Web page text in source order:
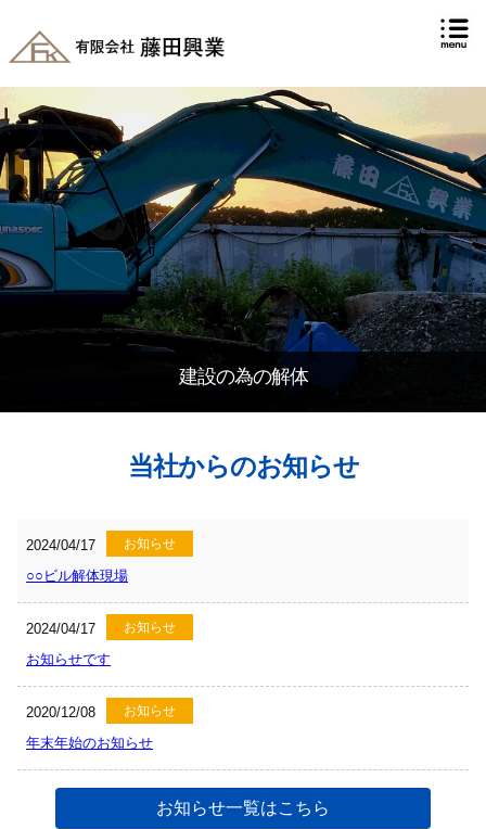
建設の為の解体
当社からのお知らせ
2024/04/17 お知らせ
○○ビル解体現場
2024/04/17 お知らせ
お知らせです
2020/12/08 お知らせ
年末年始のお知らせ
お知らせ一覧はこちら